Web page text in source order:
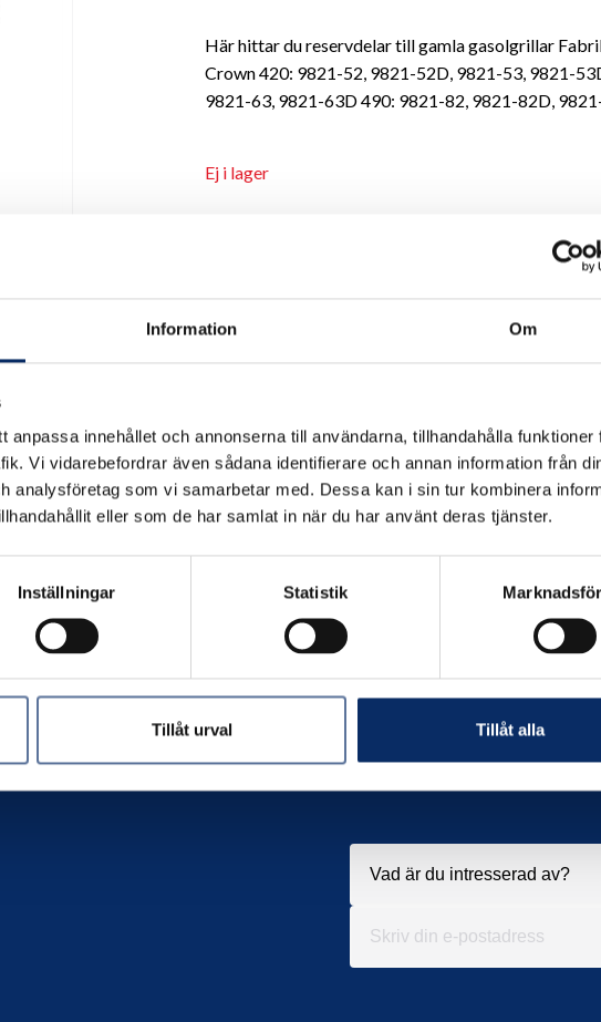
Information Om
anpassa innehållet och annonserna till användarna, tillhandahålla funktioner
Vi vidarebefordrar även sådana identifierare och annan information från
analysföretag som vi samarbetar med. Dessa kan i sin tur kombinera
eller som de har samlat in när du har använt deras tjänster.
Inställningar Statistik
Tillåt urval Tillåt alla
Här hittar du reservdelar till gamla gasolgrillar
Crown 420: 9821-52, 9821-52D, 9821-53, 9821-
9821-63, 9821-63D 490: 9821-82, 9821-82D,
Ej i lager